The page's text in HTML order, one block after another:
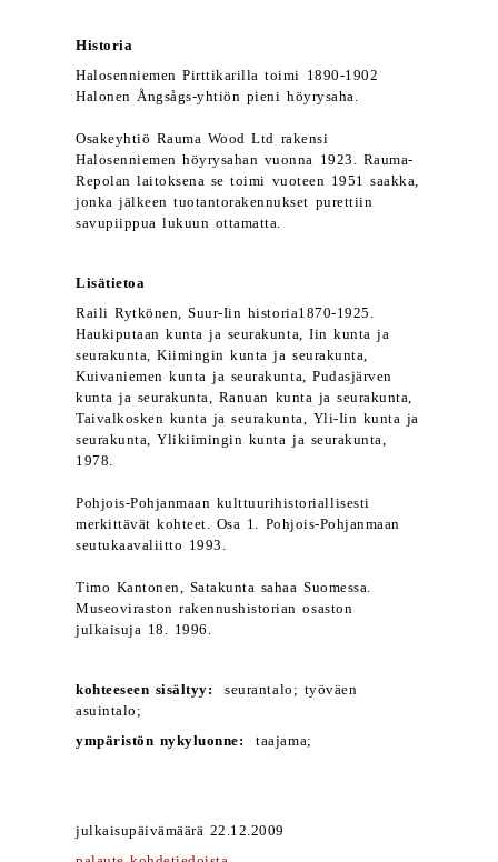
Historia
Halosenniemen Pirttikarilla toimi 1890-1902
Halonen Ångsågs-yhtiön pieni höyrysaha.
Osakeyhtiö Rauma Wood Ltd rakensi
Halosenniemen höyrysahan vuonna 1923. Rauma-
Repolan laitoksena se toimi vuoteen 1951 saakka,
jonka jälkeen tuotantorakennukset purettiin
savupiippua lukuun ottamatta.
Lisätietoa
Raili Rytkönen, Suur-Iin historia1870-1925.
Haukiputaan kunta ja seurakunta, Iin kunta ja
seurakunta, Kiimingin kunta ja seurakunta,
Kuivaniemen kunta ja seurakunta, Pudasjärven
kunta ja seurakunta, Ranuan kunta ja seurakunta,
Taivalkosken kunta ja seurakunta, Yli-Iin kunta ja
seurakunta, Ylikiimingin kunta ja seurakunta,
1978.
Pohjois-Pohjanmaan kulttuurihistoriallisesti
merkittävät kohteet. Osa 1. Pohjois-Pohjanmaan
seutukaavaliitto 1993.
Timo Kantonen, Satakunta sahaa Suomessa.
Museoviraston rakennushistorian osaston
julkaisuja 18. 1996.
kohteeseen sisältyy: seurantalo; työväen
asuintalo;
ympäristön nykyluonne: taajama;
julkaisupäivämäärä 22.12.2009